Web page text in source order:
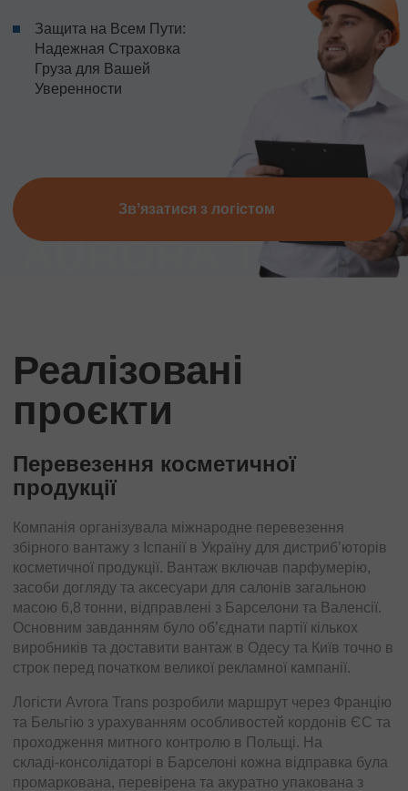
Защита на Всем Пути:
Надежная Страховка
Груза для Вашей
Уверенности
Звʼязатися з логістом
Реалізовані
проєкти
Перевезення косметичної
продукції
Компанія організувала міжнародне перевезення
збірного вантажу з Іспанії в Україну для дистриб’юторів
косметичної продукції. Вантаж включав парфумерію,
засоби догляду та аксесуари для салонів загальною
масою 6,8 тонни, відправлені з Барселони та Валенсії.
Основним завданням було об’єднати партії кількох
виробників та доставити вантаж в Одесу та Київ точно в
строк перед початком великої рекламної кампанії.
Логісти Avrora Trans розробили маршрут через Францію
та Бельгію з урахуванням особливостей кордонів ЄС та
проходження митного контролю в Польщі. На
складі‑консолідаторі в Барселоні кожна відправка була
промаркована, перевірена та акуратно упакована з
Avrora Trans здійснила зворотне міжнародне
перевезення збірного вантажу з України в Іспанію для
організаторів серій корпоративних заходів. Вантаж
включав звукове та світлове обладнання, стійки та
кабелі загальною масою 8,1 тонни, зібраних зі складів у
Києві, Харкові та Львові. Основним завданням було
централізувати партії та доставити їх на склади в
Мадрид і Валенсію в оптимальні строки, щоб
Консолідація вантажу проводилася на терміналі Avrora
Trans у Києві, де кожна партія була перевірена на
комплектність та коректно упакована. Логісти
розробили оптимальний маршрут через Польщу,